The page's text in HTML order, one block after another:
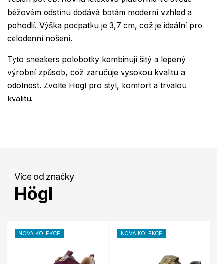
béžovém odstínu dodává botám moderní vzhled a
pohodlí. Výška podpatku je 3,7 cm, což je ideální pro
celodenní nošení.
Tyto sneakers polobotky kombinují šitý a lepený
výrobní způsob, což zaručuje vysokou kvalitu a
odolnost. Zvolte Högl pro styl, komfort a trvalou
kvalitu.
Více od značky
Högl
NOVÁ KOLEKCE NOVÁ KOLEKCE